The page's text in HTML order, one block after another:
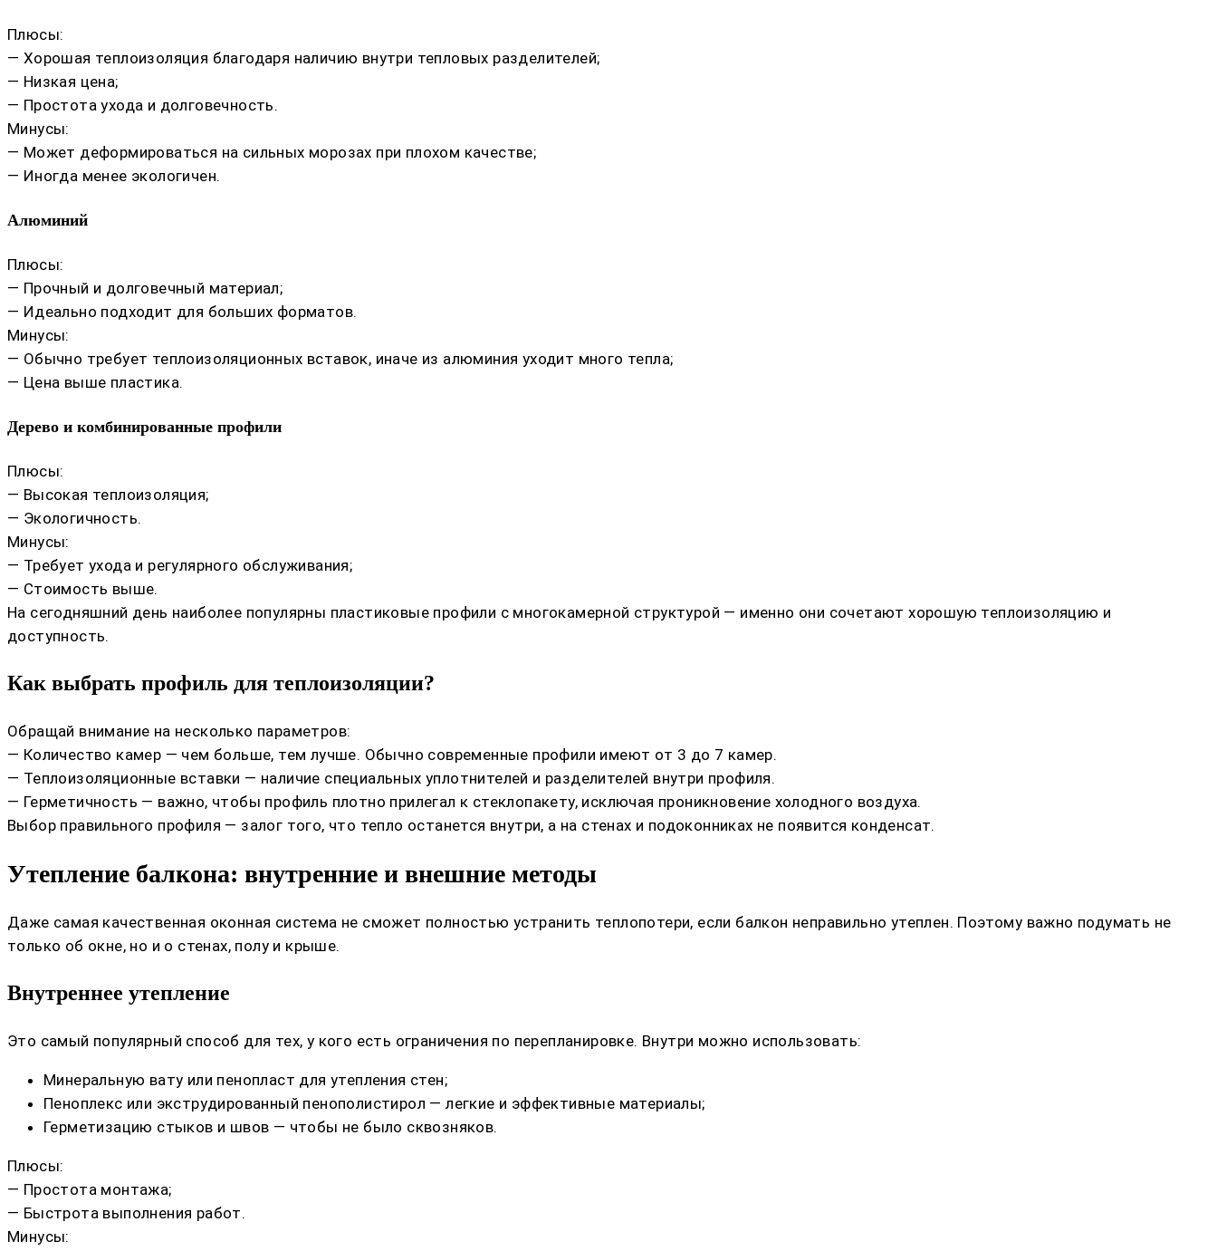
Плюсы:
— Хорошая теплоизоляция благодаря наличию внутри тепловых разделителей;
— Низкая цена;
— Простота ухода и долговечность.
Минусы:
— Может деформироваться на сильных морозах при плохом качестве;
— Иногда менее экологичен.
Алюминий
Плюсы:
— Прочный и долговечный материал;
— Идеально подходит для больших форматов.
Минусы:
— Обычно требует теплоизоляционных вставок, иначе из алюминия уходит много тепла;
— Цена выше пластика.
Дерево и комбинированные профили
Плюсы:
— Высокая теплоизоляция;
— Экологичность.
Минусы:
— Требует ухода и регулярного обслуживания;
— Стоимость выше.
На сегодняшний день наиболее популярны пластиковые профили с многокамерной структурой — именно они сочетают хорошую теплоизоляцию и
доступность.
Как выбрать профиль для теплоизоляции?
Обращай внимание на несколько параметров:
— Количество камер — чем больше, тем лучше. Обычно современные профили имеют от 3 до 7 камер.
— Теплоизоляционные вставки — наличие специальных уплотнителей и разделителей внутри профиля.
— Герметичность — важно, чтобы профиль плотно прилегал к стеклопакету, исключая проникновение холодного воздуха.
Выбор правильного профиля — залог того, что тепло останется внутри, а на стенах и подоконниках не появится конденсат.
Утепление балкона: внутренние и внешние методы
Даже самая качественная оконная система не сможет полностью устранить теплопотери, если балкон неправильно утеплен. Поэтому важно подумать не
только об окне, но и о стенах, полу и крыше.
Внутреннее утепление
Это самый популярный способ для тех, у кого есть ограничения по перепланировке. Внутри можно использовать:
Минеральную вату или пенопласт для утепления стен;
Пеноплекс или экструдированный пенополистирол — легкие и эффективные материалы;
Герметизацию стыков и швов — чтобы не было сквозняков.
Плюсы:
— Простота монтажа;
— Быстрота выполнения работ.
Минусы: